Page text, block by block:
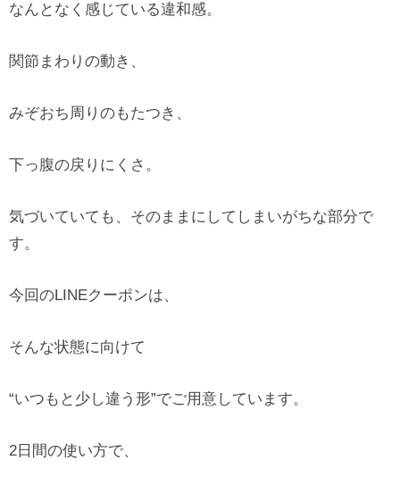
なんとなく感じている違和感。
関節まわりの動き、
みぞおち周りのもたつき、
下っ腹の戻りにくさ。
気づいていても、そのままにしてしまいがちな部分で
す。
今回のLINEクーポンは、
そんな状態に向けて
“いつもと少し違う形”でご用意しています。
2日間の使い方で、